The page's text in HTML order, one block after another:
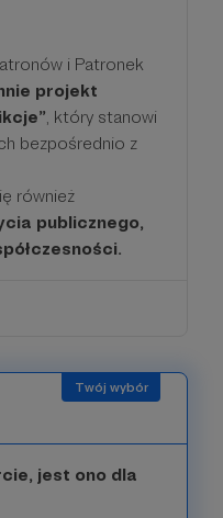
i Patronek
projekt
, który stanowi
bezpośrednio z
również
publicznego,
jest ono dla